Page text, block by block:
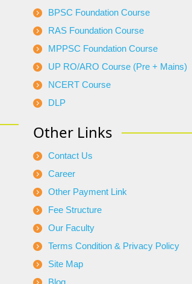
BPSC Foundation Course
RAS Foundation Course
MPPSC Foundation Course
UP RO/ARO Course (Pre + Mains)
NCERT Course
DLP
Other Links
Contact Us
Career
Other Payment Link
Fee Structure
Our Faculty
Terms Condition & Privacy Policy
Site Map
Blog